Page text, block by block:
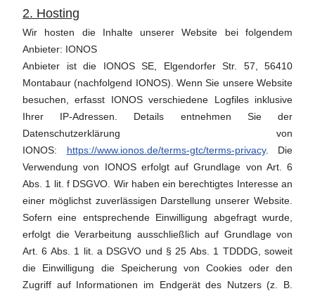
2. Hosting
Wir hosten die Inhalte unserer Website bei folgendem
Anbieter: IONOS
Anbieter ist die IONOS SE, Elgendorfer Str. 57, 56410
Montabaur (nachfolgend IONOS). Wenn Sie unsere Website
besuchen, erfasst IONOS verschiedene Logfiles inklusive
Ihrer IP-Adressen. Details entnehmen Sie der
Datenschutzerklärung von
IONOS: https://www.ionos.de/terms-gtc/terms-privacy. Die
Verwendung von IONOS erfolgt auf Grundlage von Art. 6
Abs. 1 lit. f DSGVO. Wir haben ein berechtigtes Interesse an
einer möglichst zuverlässigen Darstellung unserer Website.
Sofern eine entsprechende Einwilligung abgefragt wurde,
erfolgt die Verarbeitung ausschließlich auf Grundlage von
Art. 6 Abs. 1 lit. a DSGVO und § 25 Abs. 1 TDDDG, soweit
die Einwilligung die Speicherung von Cookies oder den
Zugriff auf Informationen im Endgerät des Nutzers (z. B.